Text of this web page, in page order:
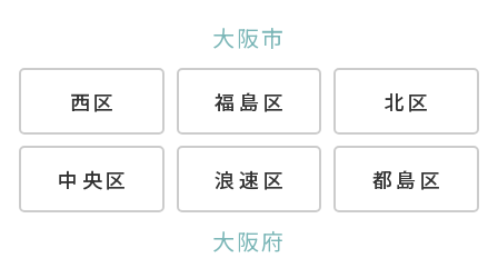
大阪市
西区 福島区 北区
中央区 浪速区 都島区
大阪府